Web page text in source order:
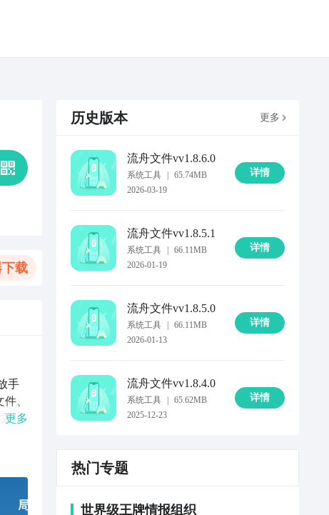
载
手
、
件
者
更多
历史版本 更多
流舟文件vv1.8.6.0
系统工具
65.74MB
2026-03-19
详情
流舟文件vv1.8.5.1
系统工具
66.11MB
2026-01-19
详情
流舟文件vv1.8.5.0
系统工具
66.11MB
2026-01-13
详情
流舟文件vv1.8.4.0
系统工具
65.62MB
2025-12-23
详情
热门专题
世界级王牌情报组织